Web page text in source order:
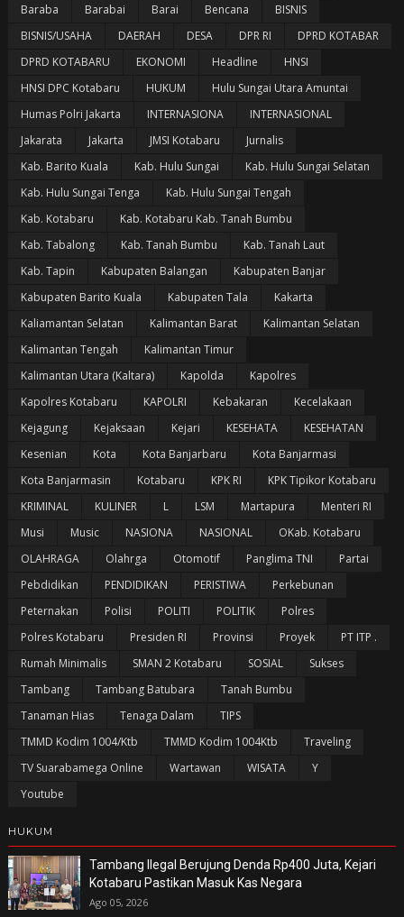
Baraba
Barabai Barai Bencana
BISNIS
BISNIS/USAHA
DAERAH DESA DPR RI
DPRD KOTABAR
DPRD KOTABARU
EKONOMI Headline
HNSI
HNSI DPC Kotabaru
HUKUM
Hulu Sungai Utara Amuntai
Humas Polri Jakarta
INTERNASIONA
INTERNASIONAL
Jakarata
Jakarta JMSI Kotabaru
Jurnalis
Kab. Barito Kuala
Kab. Hulu Sungai
Kab. Hulu Sungai Selatan
Kab. Hulu Sungai Tenga
Kab. Hulu Sungai Tengah
Kab. Kotabaru
Kab. Kotabaru Kab. Tanah Bumbu
Kab. Tabalong
Kab. Tanah Bumbu
Kab. Tanah Laut
Kab. Tapin
Kabupaten Balangan
Kabupaten Banjar
Kabupaten Barito Kuala
Kabupaten Tala
Kakarta
Kaliamantan Selatan
Kalimantan Barat
Kalimantan Selatan
Kalimantan Tengah
Kalimantan Timur
Kalimantan Utara (Kaltara)
Kapolda
Kapolres
Kapolres Kotabaru
KAPOLRI Kebakaran
Kecelakaan
Kejagung
Kejaksaan Kejari KESEHATA
KESEHATAN
Kesenian
Kota Kota Banjarbaru
Kota Banjarmasi
Kota Banjarmasin
Kotabaru KPK RI
KPK Tipikor Kotabaru
KRIMINAL
KULINER L LSM Martapura
Menteri RI
Musi
Music NASIONA NASIONAL
OKab. Kotabaru
OLAHRAGA
Olahrga Otomotif Panglima TNI
Partai
Pebdidikan
PENDIDIKAN PERISTIWA
Perkebunan
Peternakan
Polisi POLITI POLITIK
Polres
Polres Kotabaru
Presiden RI Provinsi Proyek
PT ITP .
Rumah Minimalis
SMAN 2 Kotabaru SOSIAL
Sukses
Tambang
Tambang Batubara
Tanah Bumbu
Tanaman Hias
Tenaga Dalam
TIPS
TMMD Kodim 1004/Ktb
TMMD Kodim 1004Ktb
Traveling
TV Suarabamega Online
Wartawan WISATA
Y
Youtube
HUKUM
Tambang Ilegal Berujung Denda Rp400 Juta, Kejari
Kotabaru Pastikan Masuk Kas Negara
Ago 05, 2026